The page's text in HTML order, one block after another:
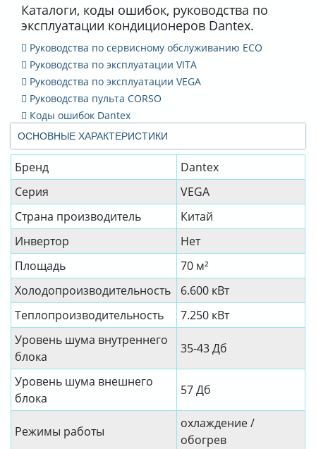
ОСНОВНЫЕ ХАРАКТЕРИСТИКИ
Бренд
Dantex
Серия
VEGA
Страна производитель
Китай
Инвертор
Нет
Площадь
70 м²
Холодопроизводительность
6.600 кВт
Теплопроизводительность
7.250 кВт
Уровень шума внутреннего
блока
35-43 Дб
Уровень шума внешнего
блока
57 Дб
Режимы работы
охлаждение /
обогрев
Каталоги, коды ошибок, руководства по
эксплуатации кондиционеров Dantex.
Руководства по сервисному обслуживанию ECO
Руководства по эксплуатации VITA
Руководства по эксплуатации VEGA
Руководства пульта CORSO
Коды ошибок Dantex